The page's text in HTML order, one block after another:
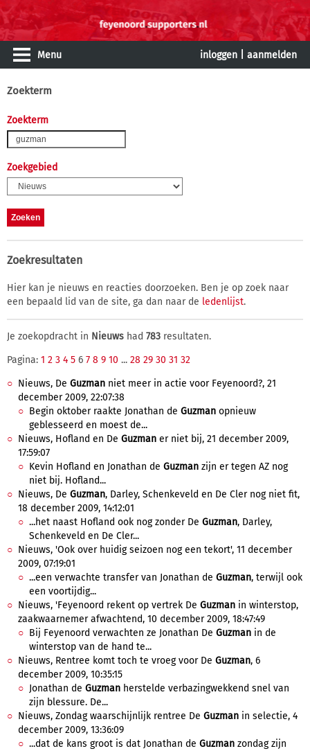
Menu inloggen aanmelden
Zoekterm
Zoekterm
Zoekgebied
Zoekresultaten
Hier kan je nieuws en reacties doorzoeken. Ben je op zoek naar
een bepaald lid van de site, ga dan naar de ledenlijst.
Je zoekopdracht in Nieuws had 783 resultaten.
Pagina: 1 2 3 4 5 6 7 8 9 10 ... 28 29 30 31 32
Nieuws, De Guzman niet meer in actie voor Feyenoord?, 21
december 2009, 22:07:38
Begin oktober raakte Jonathan de Guzman opnieuw
geblesseerd en moest de...
Nieuws, Hofland en De Guzman er niet bij, 21 december 2009,
17:59:07
Kevin Hofland en Jonathan de Guzman zijn er tegen AZ nog
niet bij. Hofland...
Nieuws, De Guzman, Darley, Schenkeveld en De Cler nog niet fit,
18 december 2009, 14:12:01
...het naast Hofland ook nog zonder De Guzman, Darley,
Schenkeveld en De Cler...
Nieuws, 'Ook over huidig seizoen nog een tekort', 11 december
2009, 07:19:01
...een verwachte transfer van Jonathan de Guzman, terwijl ook
een voortijdig...
Nieuws, 'Feyenoord rekent op vertrek De Guzman in winterstop,
zaakwaarnemer afwachtend, 10 december 2009, 18:47:49
Bij Feyenoord verwachten ze Jonathan De Guzman in de
winterstop van de hand te...
Nieuws, Rentree komt toch te vroeg voor De Guzman, 6
december 2009, 10:35:15
Jonathan de Guzman herstelde verbazingwekkend snel van
zijn blessure. De...
Nieuws, Zondag waarschijnlijk rentree De Guzman in selectie, 4
december 2009, 13:36:09
...dat de kans groot is dat Jonathan de Guzman zondag zijn